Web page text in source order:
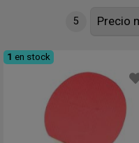
5
1 en stock